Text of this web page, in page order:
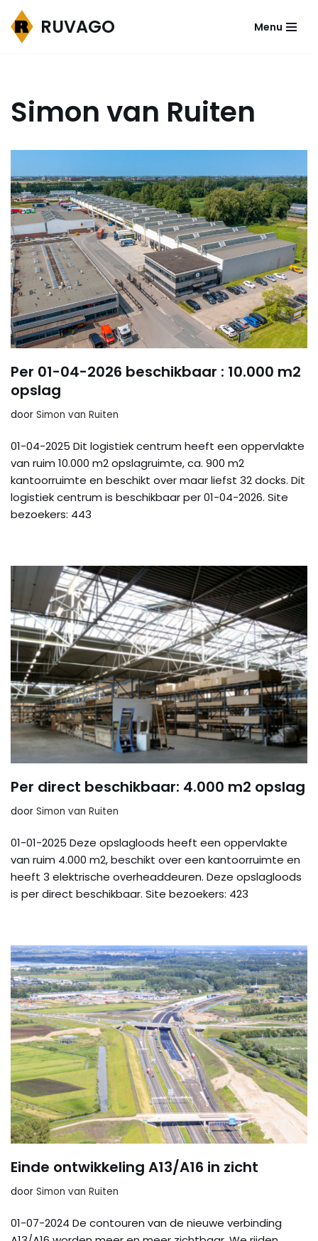
Ga
RUVAGO Menu
Simon van Ruiten
Per 01-04-2026 beschikbaar : 10.000 m2
opslag
door Simon van Ruiten
01-04-2025 Dit logistiek centrum heeft een oppervlakte
van ruim 10.000 m2 opslagruimte, ca. 900 m2
kantoorruimte en beschikt over maar liefst 32 docks. Dit
logistiek centrum is beschikbaar per 01-04-2026. Site
bezoekers: 443
Per direct beschikbaar: 4.000 m2 opslag
door Simon van Ruiten
01-01-2025 Deze opslagloods heeft een oppervlakte
van ruim 4.000 m2, beschikt over een kantoorruimte en
heeft 3 elektrische overheaddeuren. Deze opslagloods
is per direct beschikbaar. Site bezoekers: 423
Einde ontwikkeling A13/A16 in zicht
door Simon van Ruiten
01-07-2024 De contouren van de nieuwe verbinding